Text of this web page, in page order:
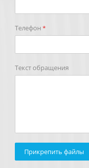
Телефон *
Текст обращения
Прикрепить файлы